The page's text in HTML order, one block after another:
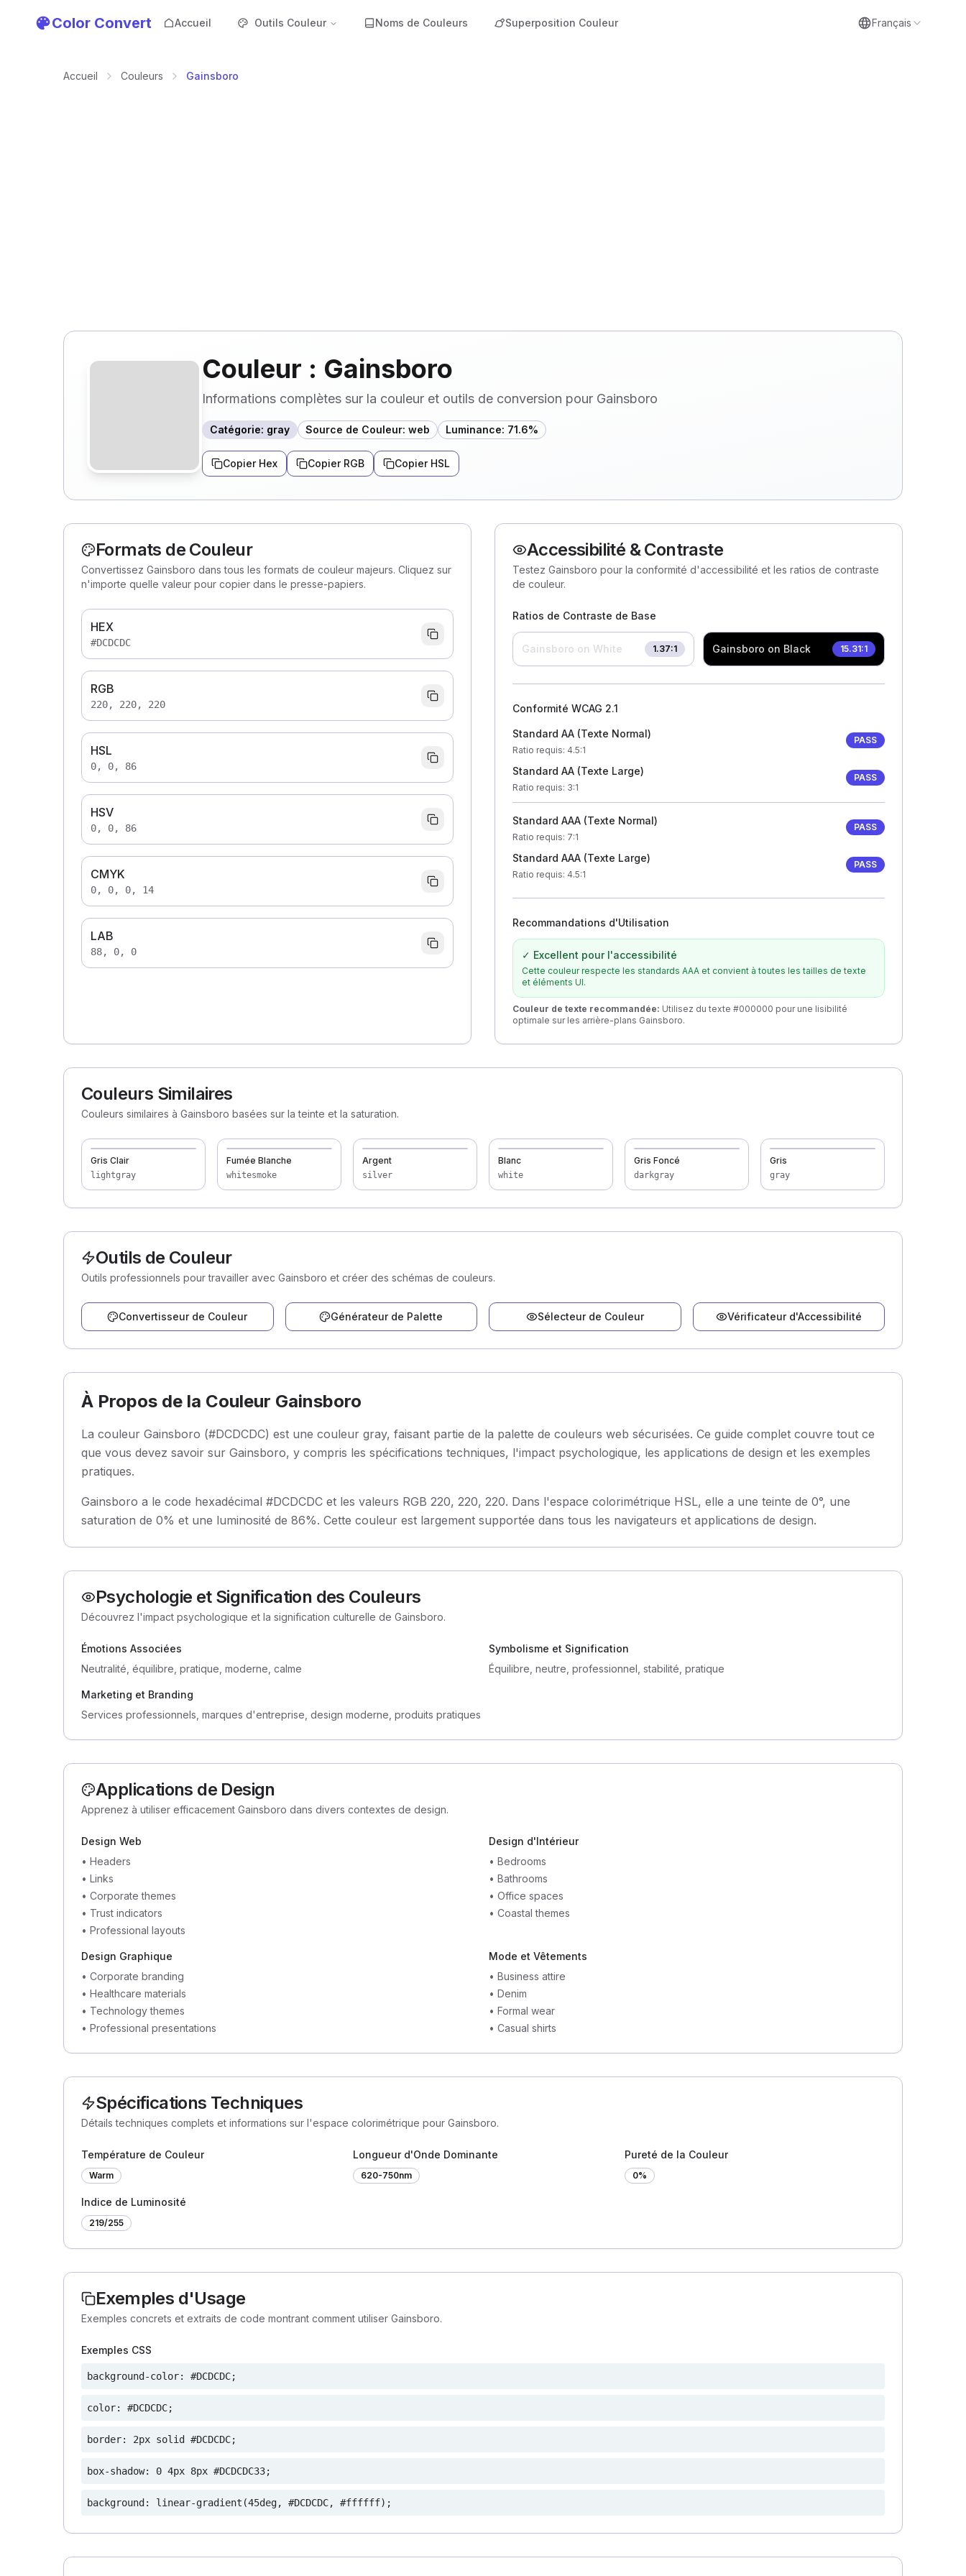
Color Convert Accueil Outils Couleur Noms de Couleurs Superposition Couleur Français
Accueil Couleurs Gainsboro
Couleur : Gainsboro
Informations complètes sur la couleur et outils de conversion pour Gainsboro
Catégorie: gray Source de Couleur: web Luminance: 71.6%
Copier Hex Copier RGB Copier HSL
Formats de Couleur
Convertissez Gainsboro dans tous les formats de couleur majeurs. Cliquez sur
n'importe quelle valeur pour copier dans le presse-papiers.
HEX
#DCDCDC
RGB
220, 220, 220
HSL
0, 0, 86
HSV
0, 0, 86
CMYK
0, 0, 0, 14
LAB
88, 0, 0
Accessibilité & Contraste
Testez Gainsboro pour la conformité d'accessibilité et les ratios de contraste
de couleur.
Ratios de Contraste de Base
Gainsboro on White 1.37:1 Gainsboro on Black 15.31:1
Conformité WCAG 2.1
Standard AA (Texte Normal)
Ratio requis: 4.5:1
PASS
Standard AA (Texte Large)
Ratio requis: 3:1
PASS
Standard AAA (Texte Normal)
Ratio requis: 7:1
PASS
Standard AAA (Texte Large)
Ratio requis: 4.5:1
PASS
Recommandations d'Utilisation
✓ Excellent pour l'accessibilité
Cette couleur respecte les standards AAA et convient à toutes les tailles de texte
et éléments UI.
Couleur de texte recommandée: Utilisez du texte #000000 pour une lisibilité
optimale sur les arrière-plans Gainsboro.
Couleurs Similaires
Couleurs similaires à Gainsboro basées sur la teinte et la saturation.
Gris Clair
lightgray
Fumée Blanche
whitesmoke
Argent
silver
Blanc
white
Gris Foncé
darkgray
Gris
gray
Outils de Couleur
Outils professionnels pour travailler avec Gainsboro et créer des schémas de couleurs.
Convertisseur de Couleur Générateur de Palette Sélecteur de Couleur Vérificateur d'Accessibilité
À Propos de la Couleur Gainsboro
La couleur Gainsboro (#DCDCDC) est une couleur gray, faisant partie de la palette de couleurs web sécurisées. Ce guide complet couvre tout ce
que vous devez savoir sur Gainsboro, y compris les spécifications techniques, l'impact psychologique, les applications de design et les exemples
pratiques.
Gainsboro a le code hexadécimal #DCDCDC et les valeurs RGB 220, 220, 220. Dans l'espace colorimétrique HSL, elle a une teinte de 0°, une
saturation de 0% et une luminosité de 86%. Cette couleur est largement supportée dans tous les navigateurs et applications de design.
Psychologie et Signification des Couleurs
Découvrez l'impact psychologique et la signification culturelle de Gainsboro.
Émotions Associées
Neutralité, équilibre, pratique, moderne, calme
Symbolisme et Signification
Équilibre, neutre, professionnel, stabilité, pratique
Marketing et Branding
Services professionnels, marques d'entreprise, design moderne, produits pratiques
Applications de Design
Apprenez à utiliser efficacement Gainsboro dans divers contextes de design.
Design Web
• Headers
• Links
• Corporate themes
• Trust indicators
• Professional layouts
Design d'Intérieur
• Bedrooms
• Bathrooms
• Office spaces
• Coastal themes
Design Graphique
• Corporate branding
• Healthcare materials
• Technology themes
• Professional presentations
Mode et Vêtements
• Business attire
• Denim
• Formal wear
• Casual shirts
Spécifications Techniques
Détails techniques complets et informations sur l'espace colorimétrique pour Gainsboro.
Température de Couleur
Warm
Longueur d'Onde Dominante
620-750nm
Pureté de la Couleur
0%
Indice de Luminosité
219/255
Exemples d'Usage
Exemples concrets et extraits de code montrant comment utiliser Gainsboro.
Exemples CSS
background-color: #DCDCDC;
color: #DCDCDC;
border: 2px solid #DCDCDC;
box-shadow: 0 4px 8px #DCDCDC33;
background: linear-gradient(45deg, #DCDCDC, #ffffff);